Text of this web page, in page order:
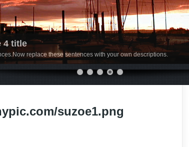
4 title
replace these sentences with your own descriptions.